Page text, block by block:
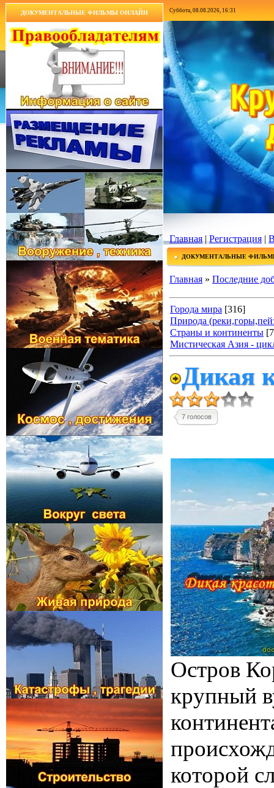
ДОКУМЕНТАЛЬНЫЕ ФИЛЬМЫ ОНЛАЙН Суббота, 08.08.2026, 16:31
Главная|Регистрация |
ДОКУМЕНТАЛЬНЫЕ
Главная » Последние
Города мира [316]
Природа
Страны и континенты
Мистическая Азия -
Дикая
7 голосов
Остров
крупный
которой